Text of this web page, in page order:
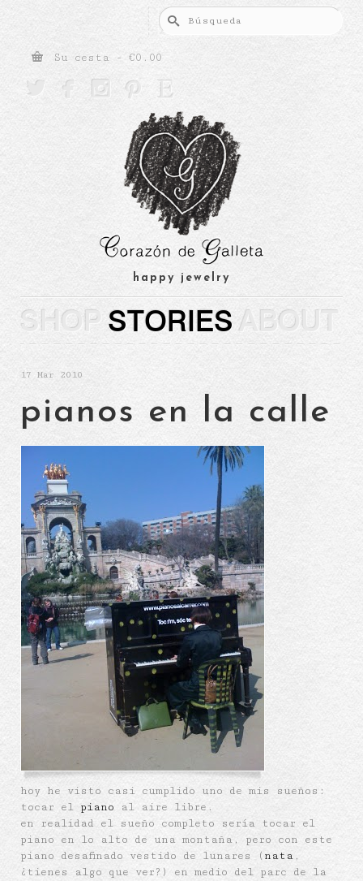
Buscar
por:
Su cesta - €0.00
    
happy jewelry
SHOP STORIES ABOUT
17 Mar 2010
pianos en la calle
hoy he visto casi cumplido uno de mis sueños:
tocar el piano al aire libre.
en realidad el sueño completo sería tocar el
piano en lo alto de una montaña, pero con este
piano desafinado vestido de lunares ( nata ,
¿tienes algo que ver?) en medio del parc de la